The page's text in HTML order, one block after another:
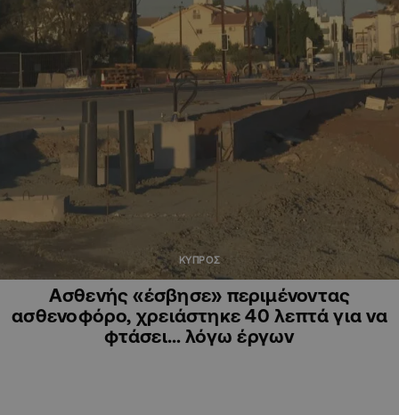
ΚΥΠΡΟΣ
Ασθενής «έσβησε» περιμένοντας
ασθενοφόρο, χρειάστηκε 40 λεπτά για να
φτάσει… λόγω έργων